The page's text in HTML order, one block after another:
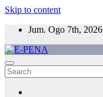
Skip to content
Jum. Ogo 7th, 2026
E-PENA
Berita Digital Terkini